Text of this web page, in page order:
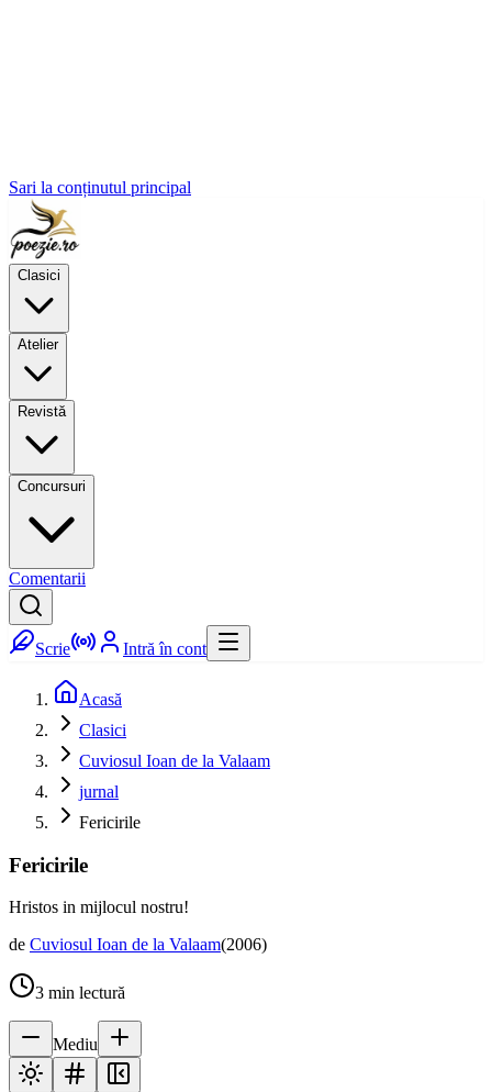
Sari la conținutul principal
Clasici
Atelier
Revistă
Concursuri
Comentarii
Scrie Intră în cont
Acasă
Clasici
Cuviosul Ioan de la Valaam
jurnal
Fericirile
Fericirile
Hristos in mijlocul nostru!
de Cuviosul Ioan de la Valaam(2006)
3 min lectură
Mediu